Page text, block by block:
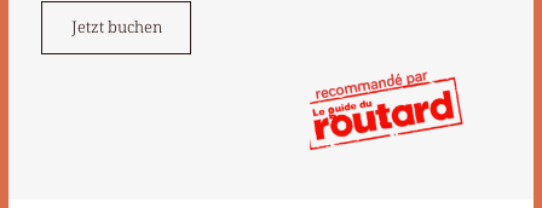
Jetzt buchen